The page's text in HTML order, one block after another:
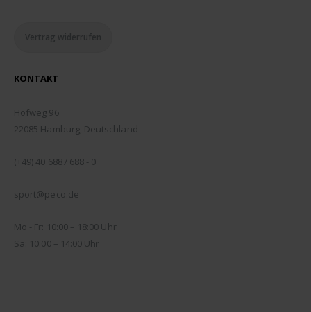
Vertrag widerrufen
KONTAKT
Hofweg 96
22085 Hamburg, Deutschland
(+49) 40 6887 688 - 0
sport@peco.de
Mo - Fr: 10:00 – 18:00 Uhr
Sa: 10:00 – 14:00 Uhr